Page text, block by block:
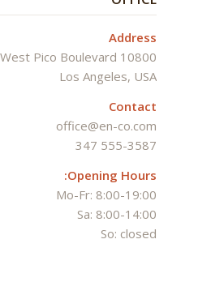
Address
10800 West Pico Boulevard
Los Angeles, USA
Contact
office@en-co.com
555-3587 347
Opening Hours:
Mo-Fr: 8:00-19:00
Sa: 8:00-14:00
So: closed